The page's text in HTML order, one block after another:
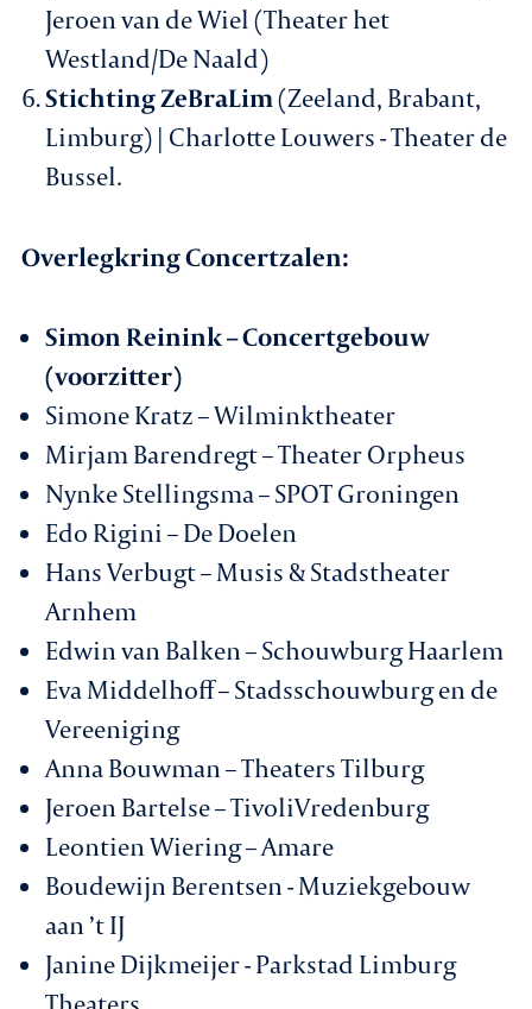
Jeroen van de Wiel (Theater het
Westland/De Naald)
Stichting ZeBraLim(Zeeland, Brabant,
Limburg) | Charlotte Louwers - Theater de
Bussel.
Overlegkring Concertzalen:
Simon Reinink – Concertgebouw
(voorzitter)
Simone Kratz – Wilminktheater
Mirjam Barendregt – Theater Orpheus
Nynke Stellingsma – SPOT Groningen
Edo Rigini – De Doelen
Hans Verbugt – Musis & Stadstheater
Arnhem
Edwin van Balken – Schouwburg Haarlem
Eva Middelhoff – Stadsschouwburg en de
Vereeniging
Anna Bouwman – Theaters Tilburg
Jeroen Bartelse – TivoliVredenburg
Leontien Wiering – Amare
Boudewijn Berentsen - Muziekgebouw
aan ’t IJ
Janine Dijkmeijer - Parkstad Limburg